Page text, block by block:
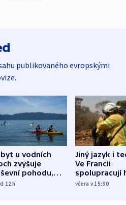
publikovaného evropskými
u vodních
zvyšuje
pohodu,
12h
Jiný jazyk i
Ve Francii
spolupracují
různých zemí
včera v 15:30